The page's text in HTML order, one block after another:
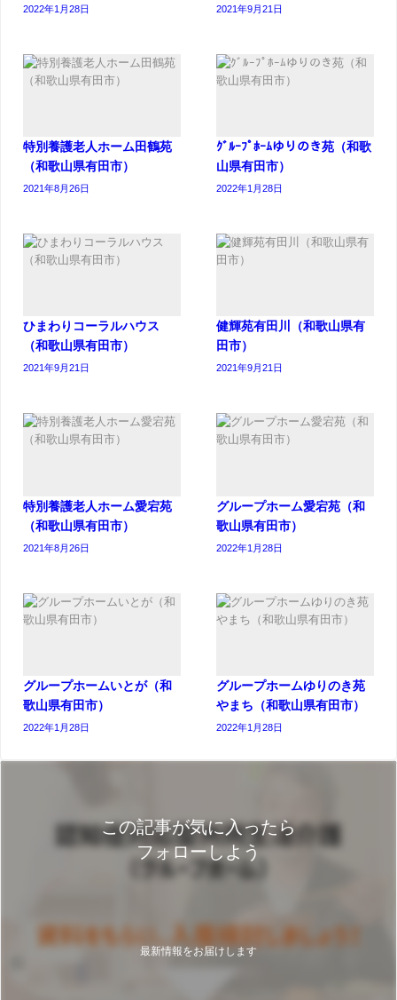
2022年1月28日 2021年9月21日
特別養護老人ホーム田鶴苑
（和歌山県有田市）
2021年8月26日
ｸﾞﾙｰﾌﾟﾎｰﾑゆりのき苑（和歌
山県有田市）
2022年1月28日
ひまわりコーラルハウス
（和歌山県有田市）
2021年9月21日
健輝苑有田川（和歌山県有
田市）
2021年9月21日
特別養護老人ホーム愛宕苑
（和歌山県有田市）
2021年8月26日
グループホーム愛宕苑（和
歌山県有田市）
2022年1月28日
グループホームいとが（和
歌山県有田市）
2022年1月28日
グループホームゆりのき苑
やまち（和歌山県有田市）
2022年1月28日
この記事が気に入ったら
フォローしよう
最新情報をお届けします